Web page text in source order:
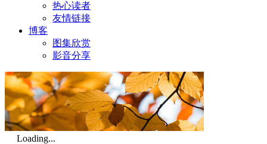
热心读者
友情链接
博客
图集欣赏
影音分享
Loading...